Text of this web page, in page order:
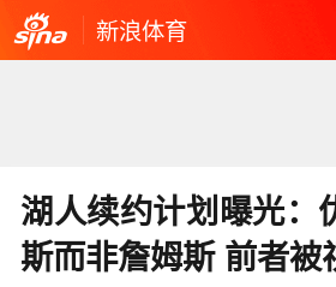
新浪体育
湖人续约计划曝光：
斯而非詹姆斯 前者被